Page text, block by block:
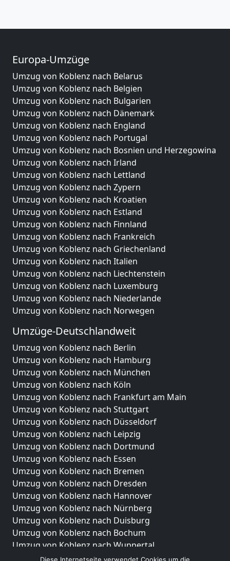
Europa-Umzüge
Umzug von Koblenz nach Belarus
Umzug von Koblenz nach Belgien
Umzug von Koblenz nach Bulgarien
Umzug von Koblenz nach Dänemark
Umzug von Koblenz nach England
Umzug von Koblenz nach Portugal
Umzug von Koblenz nach Bosnien und Herzegowina
Umzug von Koblenz nach Irland
Umzug von Koblenz nach Lettland
Umzug von Koblenz nach Zypern
Umzug von Koblenz nach Kroatien
Umzug von Koblenz nach Estland
Umzug von Koblenz nach Finnland
Umzug von Koblenz nach Frankreich
Umzug von Koblenz nach Griechenland
Umzug von Koblenz nach Italien
Umzug von Koblenz nach Liechtenstein
Umzug von Koblenz nach Luxemburg
Umzug von Koblenz nach Niederlande
Umzug von Koblenz nach Norwegen
Umzüge-Deutschlandweit
Umzug von Koblenz nach Berlin
Umzug von Koblenz nach Hamburg
Umzug von Koblenz nach München
Umzug von Koblenz nach Köln
Umzug von Koblenz nach Frankfurt am Main
Umzug von Koblenz nach Stuttgart
Umzug von Koblenz nach Düsseldorf
Umzug von Koblenz nach Leipzig
Umzug von Koblenz nach Dortmund
Umzug von Koblenz nach Essen
Umzug von Koblenz nach Bremen
Umzug von Koblenz nach Dresden
Umzug von Koblenz nach Hannover
Umzug von Koblenz nach Nürnberg
Umzug von Koblenz nach Duisburg
Umzug von Koblenz nach Bochum
Umzug von Koblenz nach Wuppertal
Umzug von Koblenz nach Bielefeld